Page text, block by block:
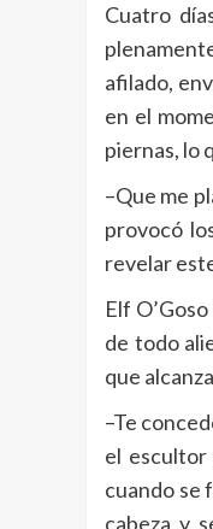
Cuatro
afilado,
en el
piernas, lo
–Que me
provocó
revelar
Elf
de todo
que
–Te
el escultor
cuando se
cabeza y